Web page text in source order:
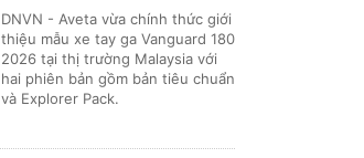
DNVN - Aveta vừa chính thức giới
thiệu mẫu xe tay ga Vanguard 180
2026 tại thị trường Malaysia với
hai phiên bản gồm bản tiêu chuẩn
và Explorer Pack.